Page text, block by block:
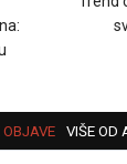
VIŠE OD